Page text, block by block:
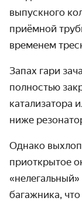
выпускного
приёмной
временем
Запах гари
полностью
катализатора
ниже
Однако выхлоп
приоткрытое
багажника,